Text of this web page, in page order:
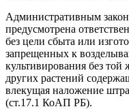
Административным
предусмотрена
без цели сбыта или
запрещенных к
культивирования без
других растений
влекущая наложение
(ст.17.1 КоАП РБ).